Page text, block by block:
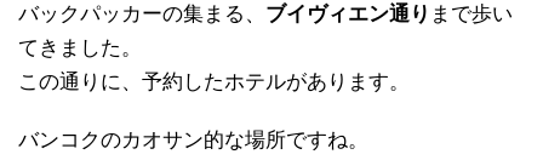
バックパッカーの集まる、 ブイヴィエン通り まで歩い
てきました。
この通りに、予約したホテルがあります。
バンコクのカオサン的な場所ですね。